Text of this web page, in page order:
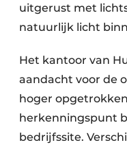
uitgerust met
natuurlijk licht
Het kantoor van
aandacht voor de
hoger
herkenningspunt
bedrijfssite.